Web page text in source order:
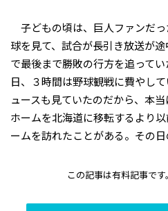
子どもの頃は、巨人ファンだ
球を見て、試合が長引き放送が
で最後まで勝敗の行方を追って
日、３時間は野球観戦に費やし
ュースも見ていたのだから、本
ホームを北海道に移転するより
ームを訪れたことがある。その日
この記事は有料記事です。